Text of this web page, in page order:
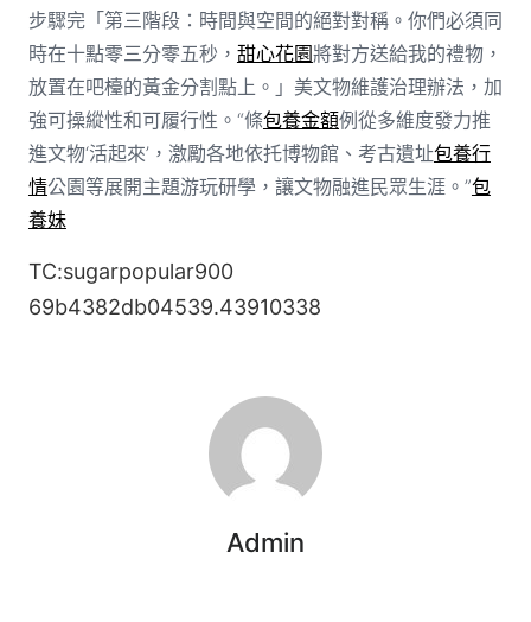
步驟完「第三階段：時間與空間的絕對對稱。你們必須同
時在十點零三分零五秒， 甜心花園將對方送給我的禮物，
放置在吧檯的黃金分割點上。」美文物維護治理辦法，加
強可操縱性和可履行性。“條包養金額例從多維度發力推
進文物‘活起來’，激勵各地依托博物館、考古遺址包養行
情公園等展開主題游玩研學，讓文物融進民眾生涯。”包
養妹
TC:sugarpopular900
69b4382db04539.43910338
Admin